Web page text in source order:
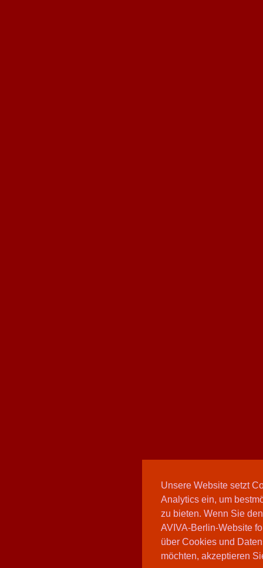
Unsere Website setzt
Analytics ein, um
zu bieten. Wenn Sie
AVIVA-Berlin-Website
über Cookies und
möchten, akzeptieren